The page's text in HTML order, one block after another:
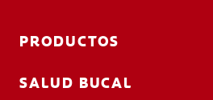
PRODUCTOS
SALUD BUCAL